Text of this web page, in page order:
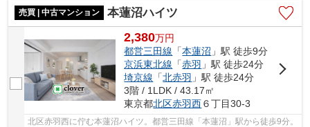
売買 | 中古マンション
本蓮沼ハイツ
2,380万円
都営三田線 「本蓮沼 」駅 徒歩9分
京浜東北線 「赤羽 」駅 徒歩24分
埼京線 「北赤羽 」駅 徒歩24分
3階 / 1LDK / 43.17㎡
東京都北区赤羽西６丁目30-3
北区赤羽西に佇む本蓮沼ハイツ。都営三田線「本蓮沼」駅から徒歩9分。